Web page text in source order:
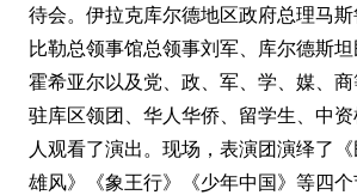
待会。伊拉克库尔德地区政府总理马
比勒总领事馆总领事刘军、库尔德斯
霍希亚尔以及党、政、军、学、媒、
驻库区领团、华人华侨、留学生、中资
人观看了演出。现场，表演团演绎了
雄风》《象王行》《少年中国》等四